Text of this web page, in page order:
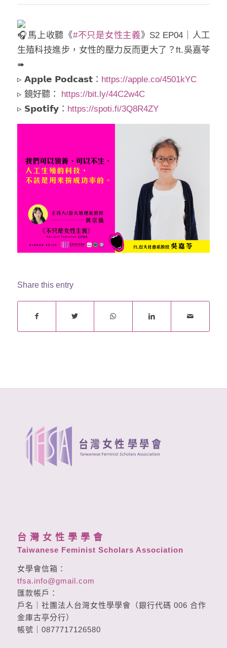
馬上收聽《#不只是女性主義》S2 EP04｜人工
生殖科技進步，女性的壓力反而更大了？ft.吳嘉苓
➠
▹ 𝗔𝗽𝗽𝗹𝗲 𝗣𝗼𝗱𝗰𝗮𝘀𝘁： https://apple.co/4501kYC
▹ 鏡好聽： https://bit.ly/44C2w4C
▹ 𝗦𝗽𝗼𝘁𝗶𝗳𝘆： https://spoti.fi/3Q8R4ZY
Share this entry
台 灣 女 性 學 學 會
Taiwanese Feminist Scholars Association
女學會信箱：
tfsa.info@gmail.com
匯款帳戶：
戶名｜社團法人台灣女性學學會（銀行代碼 006 合作
金庫古亭分行）
帳號｜0877717126580